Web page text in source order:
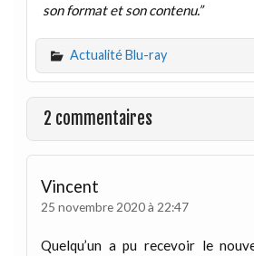
son format et son contenu.”
Actualité Blu-ray
2 commentaires
Vincent
25 novembre 2020 à 22:47
Quelqu’un a pu recevoir le